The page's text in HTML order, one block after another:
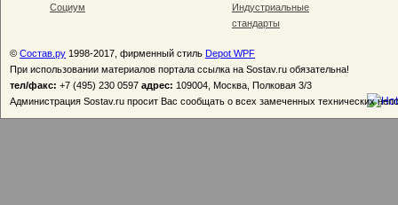
Социум
Индустриальные
стандарты
© Состав.ру 1998-2017, фирменный стиль Depot WPF
При использовании материалов портала ссылка на Sostav.ru обязательна!
тел/факс: +7 (495) 230 0597 адрес: 109004, Москва, Полковая 3/3
Администрация Sostav.ru просит Вас сообщать о всех замеченных технических